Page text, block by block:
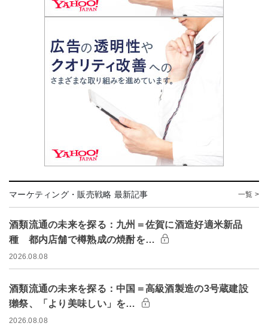
マーケティング・販売戦略 最新記事 一覧 >
酒類流通の未来を探る：九州＝佐賀に酒造好適米新品
種 都内店舗で樽熟成の焼酎を…
2026.08.08
酒類流通の未来を探る：中国＝高級酒製造の3号蔵建設
獺祭、「より美味しい」を…
2026.08.08